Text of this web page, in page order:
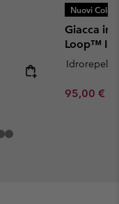
Nuovi Colori
Giacca
Loop™ II
Minimum
95,00 €